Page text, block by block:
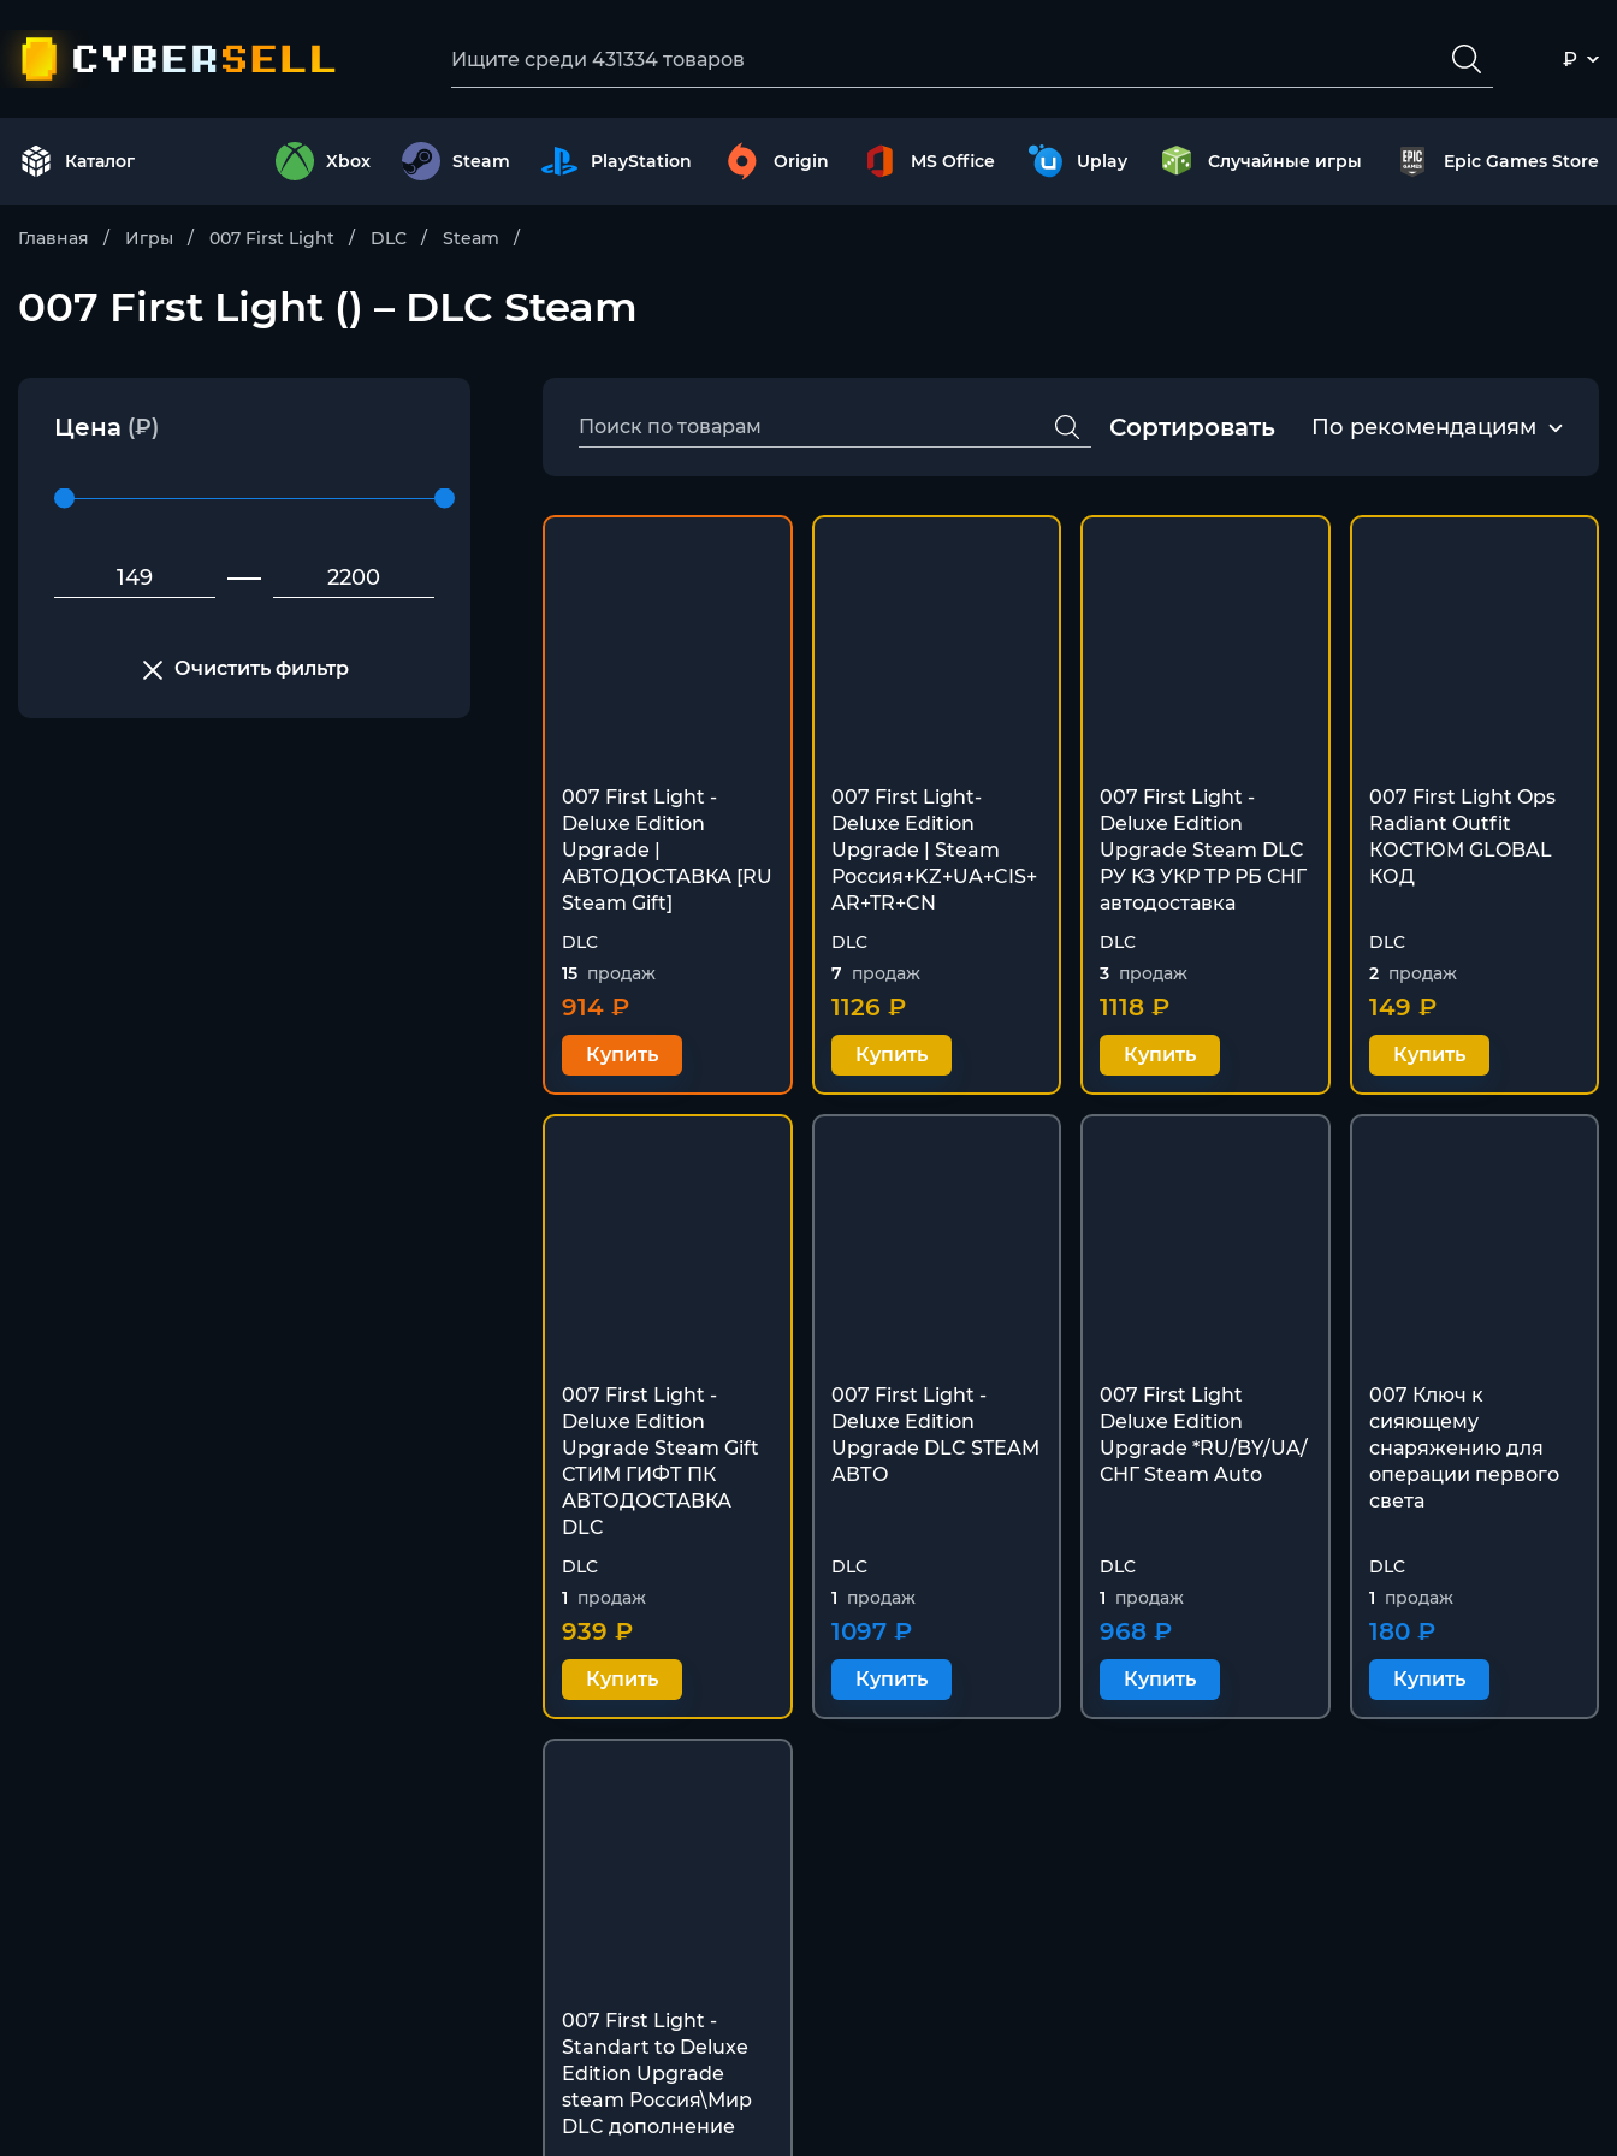
₽
Каталог Xbox Steam PlayStation Origin MS Office Uplay Случайные игры Epic Games Store
Главная Игры 007 First Light DLC Steam
007 First Light () – DLC Steam
Цена (₽)
Очистить фильтр
Сортировать По рекомендациям
007 First Light -
Deluxe Edition
Upgrade |
АВТОДОСТАВКА [RU
Steam Gift]
DLC
15 продаж
914 ₽
Купить
007 First Light-
Deluxe Edition
Upgrade | Steam
Россия+KZ+UA+CIS+
AR+TR+CN
DLC
7 продаж
1126 ₽
Купить
007 First Light -
Deluxe Edition
Upgrade Steam DLC
РУ КЗ УКР ТР РБ СНГ
автодоставка
DLC
3 продаж
1118 ₽
Купить
007 First Light Ops
Radiant Outfit
КОСТЮМ GLOBAL
КОД
DLC
2 продаж
149 ₽
Купить
007 First Light -
Deluxe Edition
Upgrade Steam Gift
СТИМ ГИФТ ПК
АВТОДОСТАВКА
DLC
DLC
1 продаж
939 ₽
Купить
007 First Light -
Deluxe Edition
Upgrade DLC STEAM
АВТО
DLC
1 продаж
1097 ₽
Купить
007 First Light
Deluxe Edition
Upgrade *RU/BY/UA/
СНГ Steam Auto
DLC
1 продаж
968 ₽
Купить
007 Ключ к
сияющему
снаряжению для
операции первого
света
DLC
1 продаж
180 ₽
Купить
007 First Light -
Standart to Deluxe
Edition Upgrade
steam Россия\Мир
DLC дополнение